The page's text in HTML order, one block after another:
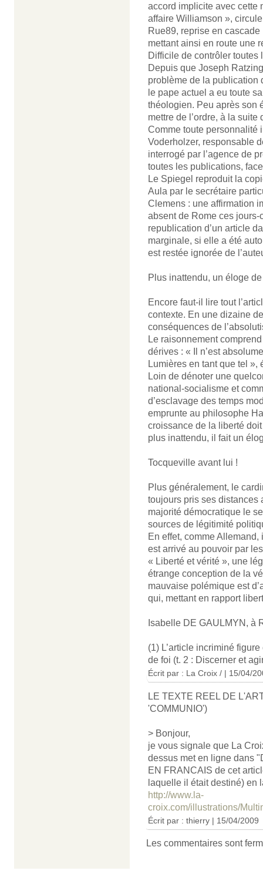
accord implicite avec cette
affaire Williamson »,
Rue89, reprise en
mettant ainsi en route une
Difficile de contrôler toutes
Depuis que Joseph
problème de la publication
le pape actuel a eu toute
théologien. Peu après son
mettre de l’ordre, à la suite
Comme toute personnalité
Voderholzer, responsable
interrogé par l’agence de
toutes les publications,
Le Spiegel reproduit la
Aula par le secrétaire
Clemens : une affirmation
absent de Rome ces
republication d’un article
marginale, si elle a été
est restée ignorée de
Plus inattendu, un éloge
Encore faut-il lire tout
contexte. En une dizaine
conséquences de
Le raisonnement
dérives : « Il n’est
Lumières en tant que tel »,
Loin de dénoter une
national-socialisme et
d’esclavage des temps
emprunte au philosophe
croissance de la liberté
plus inattendu, il fait un
Tocqueville avant lui !
Plus généralement, le
toujours pris ses distances
majorité démocratique le
sources de légitimité
En effet, comme
est arrivé au pouvoir par
« Liberté et vérité », une
étrange conception de la
mauvaise polémique est
qui, mettant en rapport
Isabelle DE GAULMYN, à
(1) L’article incriminé
de foi (t. 2 : Discerner et
Écrit par : La Croix / | 15/04/
LE TEXTE REEL DE
'COMMUNIO')
> Bonjour,
je vous signale que La
dessus met en ligne dans
EN FRANCAIS de cet
laquelle il était destiné) en
http://www.la-
croix.com/illustrations/
Écrit par : thierry | 15/04/2009
Les commentaires sont